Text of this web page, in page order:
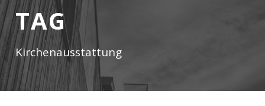
TAG
Kirchenausstattung